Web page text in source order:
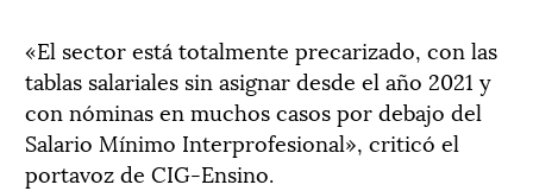
«El sector está totalmente precarizado, con las
tablas salariales sin asignar desde el año 2021 y
con nóminas en muchos casos por debajo del
Salario Mínimo Interprofesional», criticó el
portavoz de CIG-Ensino.